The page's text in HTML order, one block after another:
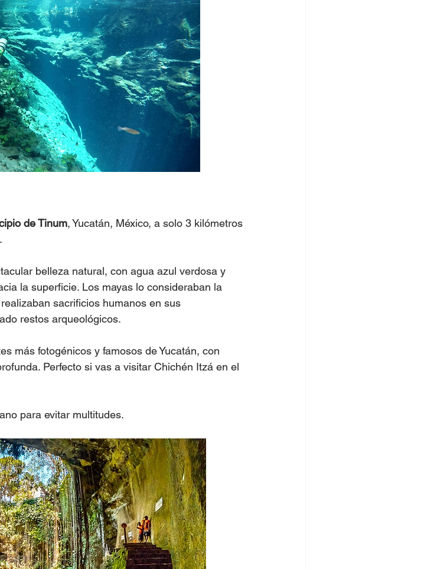
de Tinum, Yucatán, México, a solo 3 kilómetros
belleza natural, con agua azul verdosa y
la superficie. Los mayas lo consideraban la
sacrificios humanos en sus
restos arqueológicos.
más fotogénicos y famosos de Yucatán, con
Perfecto si vas a visitar Chichén Itzá en el
para evitar multitudes.